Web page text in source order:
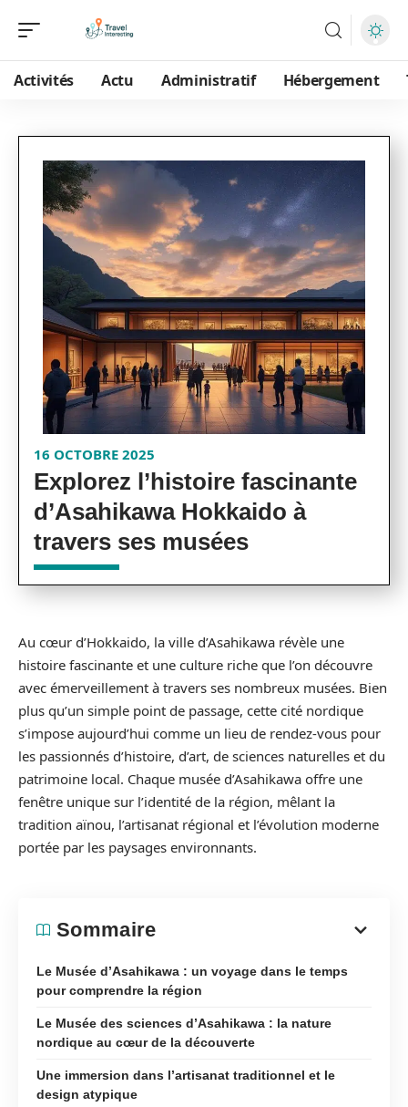
Activités Actu Administratif Hébergement
16 OCTOBRE 2025
Explorez l’histoire fascinante
d’Asahikawa Hokkaido à
travers ses musées
Au cœur d’Hokkaido, la ville d’Asahikawa révèle une
histoire fascinante et une culture riche que l’on découvre
avec émerveillement à travers ses nombreux musées. Bien
plus qu’un simple point de passage, cette cité nordique
s’impose aujourd’hui comme un lieu de rendez-vous pour
les passionnés d’histoire, d’art, de sciences naturelles et du
patrimoine local. Chaque musée d’Asahikawa offre une
fenêtre unique sur l’identité de la région, mêlant la
tradition aïnou, l’artisanat régional et l’évolution moderne
portée par les paysages environnants.
Sommaire
Le Musée d’Asahikawa : un voyage dans le temps
pour comprendre la région
Le Musée des sciences d’Asahikawa : la nature
nordique au cœur de la découverte
Une immersion dans l’artisanat traditionnel et le
design atypique